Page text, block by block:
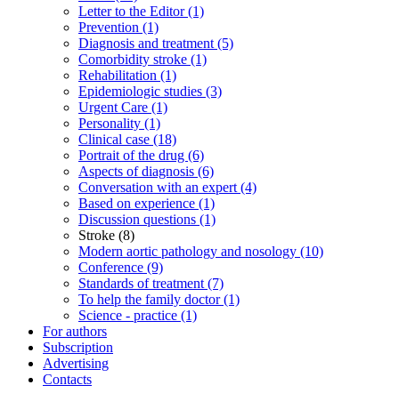
Letter to the Editor (1)
Prevention (1)
Diagnosis and treatment (5)
Comorbidity stroke (1)
Rehabilitation (1)
Epidemiologic studies (3)
Urgent Care (1)
Personality (1)
Clinical case (18)
Portrait of the drug (6)
Aspects of diagnosis (6)
Conversation with an expert (4)
Based on experience (1)
Discussion questions (1)
Stroke (8)
Modern aortic pathology and nosology (10)
Conference (9)
Standards of treatment (7)
To help the family doctor (1)
Science - practice (1)
For authors
Subscription
Advertising
Contacts